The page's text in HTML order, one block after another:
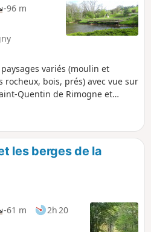
-96 m
variés (moulin et
rocheux, bois, prés) avec vue sur
Quentin de Rimogne et
les berges de la
-61 m
2h 20